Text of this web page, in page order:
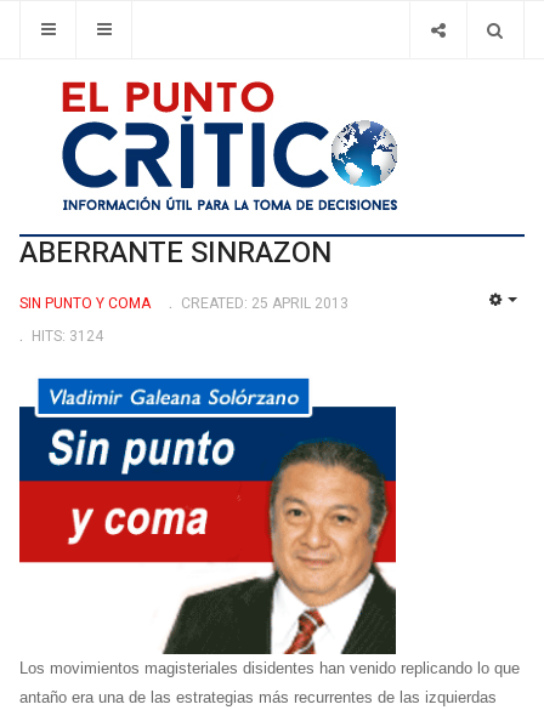
ABERRANTE SINRAZON
SIN PUNTO Y COMA
CREATED: 25 APRIL 2013
HITS: 3124
Los movimientos magisteriales disidentes han venido replicando lo que
antaño era una de las estrategias más recurrentes de las izquierdas